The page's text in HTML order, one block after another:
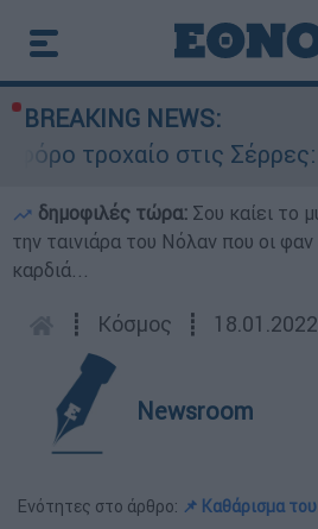
BREAKING NEWS:
τροχαίο στις Σέρρες:
δημοφιλές τώρα: Σου καίει το
την ταινιάρα του Νόλαν που οι
καρδιά...
┋ Κόσμος ┋
Newsroom
Ενότητες στο άρθρο: 📌 Καθάρισμα